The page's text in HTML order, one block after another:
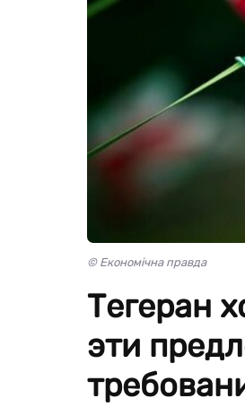
© Економічна правда
Тегеран
эти